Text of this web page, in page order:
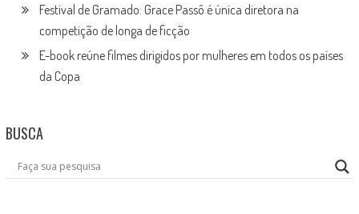
Festival de Gramado: Grace Passô é única diretora na
competição de longa de ficção
E-book reúne filmes dirigidos por mulheres em todos os países
da Copa
BUSCA